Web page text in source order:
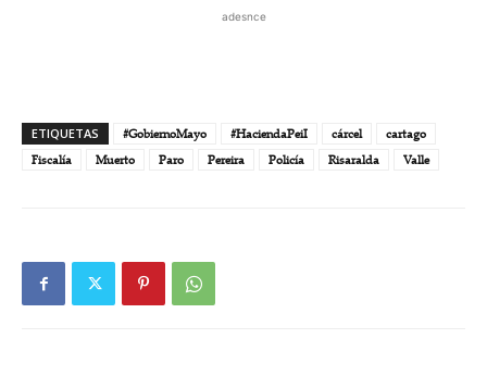
adesnce
ETIQUETAS #GobiernoMayo #HaciendaPeiI cárcel
cartago
Fiscalía
Muerto Paro Pereira Policía Risaralda Valle